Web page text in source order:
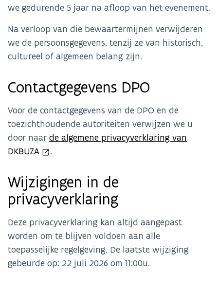
we gedurende 5 jaar na afloop van het evenement.
Na verloop van die bewaartermijnen verwijderen
we de persoonsgegevens, tenzij ze van historisch,
cultureel of algemeen belang zijn.
Contactgegevens DPO
Voor de contactgegevens van de DPO en de
toezichthoudende autoriteiten verwijzen we u
door naar de algemene privacyverklaring van
DKBUZA
.
Wijzigingen in de
privacyverklaring
Deze privacyverklaring kan altijd aangepast
worden om te blijven voldoen aan alle
toepasselijke regelgeving. De laatste wijziging
gebeurde op: 22 juli 2026 om 11:00u.